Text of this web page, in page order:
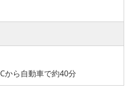
から自動車で約40分